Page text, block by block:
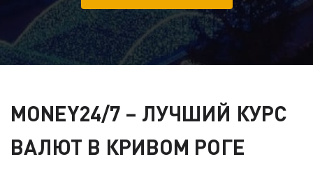
MONEY24/7 – ЛУЧШИЙ КУРС
ВАЛЮТ В КРИВОМ РОГЕ